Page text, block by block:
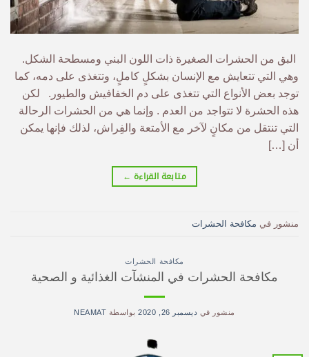
البق من الحشرات الصغيرة ذات اللون البني ومسطحة الشكل.
وهي التي تتعايش مع الإنسان بشكلٍ كاملٍ، وتتغذى على دمه، كما
توجد بعض الأنواع التي تتغذى على دم الخفافيش والطيور. لكن
هذه الحشرة لا تتواجد من العدم . وإنما هي من الحشرات الرحالة
التي تنتقل من مكانٍ لآخر مع الأمتعة والفِراش، لذلك فإنها يمكن
أن […]
متابعة القراءة ←
منشور في مكافحة الحشرات
مكافحة الحشرات
مكافحة الحشرات في المنشآت الغذائية و الصحية
منشور في ديسمبر 26, 2020 بواسطة NEAMAT